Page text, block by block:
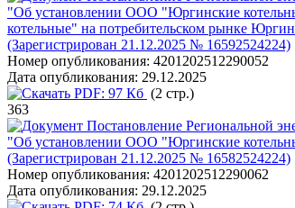
"Об установлении ООО "Юргинские
котельные" на потребительском рынке
(Зарегистрирован 21.12.2025 № 16592524224)
Номер опубликования: 4201202512290052
Дата опубликования: 29.12.2025
PDF: 97 Кб (2 стр.)
363
Постановление Региональной
"Об установлении ООО "Юргинские
(Зарегистрирован 21.12.2025 № 16582524224)
Номер опубликования: 4201202512290062
Дата опубликования: 29.12.2025